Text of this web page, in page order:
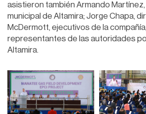
asistieron también Armando
municipal de Altamira; Jorge Chapa,
McDermott, ejecutivos de la
representantes de las autoridades
Altamira.